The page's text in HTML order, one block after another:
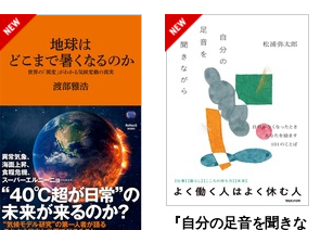
『自分の足音を聞きな